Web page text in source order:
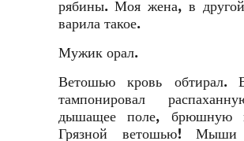
рябины. Моя жена, в
варила такое.
Мужик орал.
Ветошью кровь обтирал.
тампонировал
дышащее поле, брюшную
Грязной ветошью!